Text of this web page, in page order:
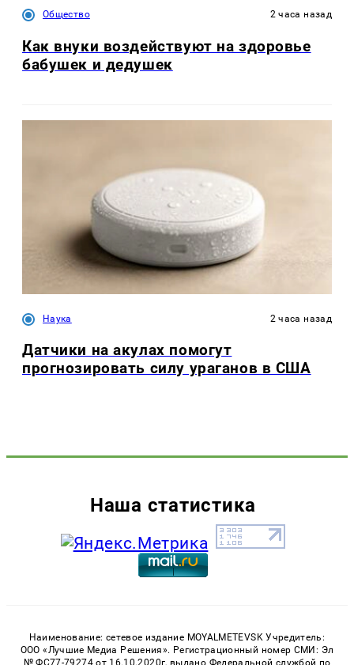
Общество 2 часа назад
Как внуки воздействуют на здоровье
бабушек и дедушек
Наука 2 часа назад
Датчики на акулах помогут
прогнозировать силу ураганов в США
Наша статистика
Наименование: сетевое издание MOYALMETEVSK Учредитель:
ООО «Лучшие Медиа Решения». Регистрационный номер СМИ: Эл
№ ФС77-79274 от 16.10.2020г, выдано Федеральной службой по